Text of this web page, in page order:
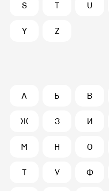
S T U
Y Z
А Б В
Ж З И
М Н О
Т У Ф